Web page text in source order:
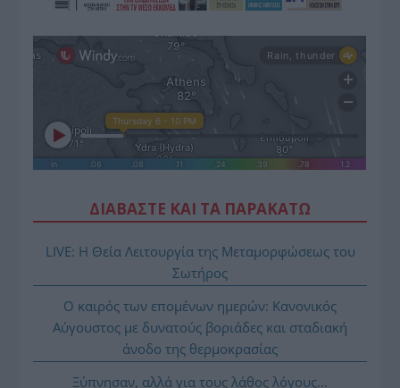
ΔΙΑΒΑΣΤΕ ΚΑΙ ΤΑ ΠΑΡΑΚΑΤΩ
LIVE: Η Θεία Λειτουργία της Μεταμορφώσεως του
Σωτήρος
Ο καιρός των επομένων ημερών: Κανονικός
Αύγουστος με δυνατούς βοριάδες και σταδιακή
άνοδο της θερμοκρασίας
Ξύπνησαν, αλλά για τους λάθος λόγους…